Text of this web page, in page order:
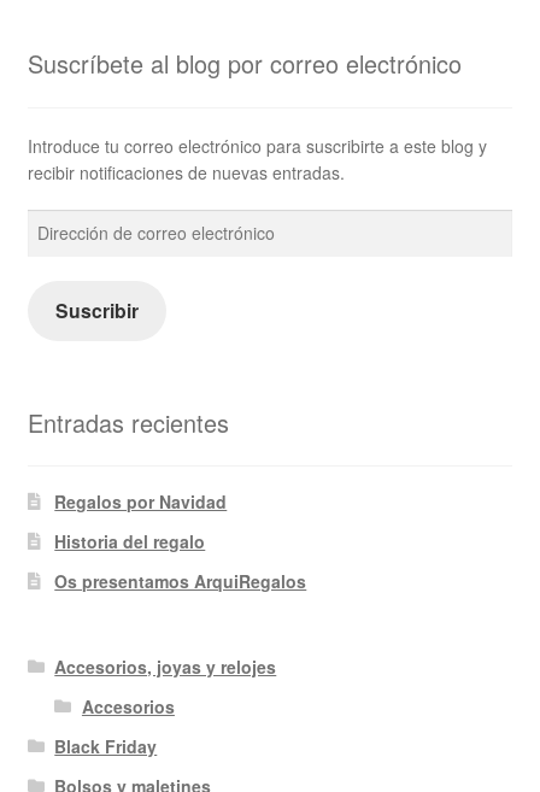
Suscríbete al blog por correo electrónico
Introduce tu correo electrónico para suscribirte a este blog y
recibir notificaciones de nuevas entradas.
Dirección
de
electrónico
Suscribir
Entradas recientes
Regalos por Navidad
Historia del regalo
Os presentamos ArquiRegalos
Accesorios, joyas y relojes
Accesorios
Black Friday
Bolsos y maletines